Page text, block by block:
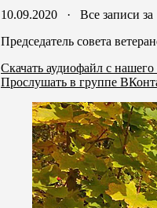
10.09.2020 · Все записи за
Председатель совета
Скачать аудиофайл с нашего
Прослушать в группе